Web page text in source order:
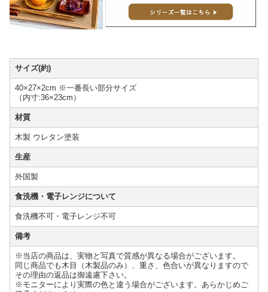
サイズ(約)
40×27×2cm ※一番長い部分サイズ
（内寸:36×23cm）
材質
木製 ウレタン塗装
生産
外国製
食洗機・電子レンジについて
食洗機不可・電子レンジ不可
備考
※当店の商品は、実物と写真で質感が異なる場合がございます。
同じ商品でも木目（木製品のみ）、重さ、色合いが異なりますので
その理由の返品は御遠慮下さい。
※モニターにより実際の色と違う場合がございます。あらかじめご